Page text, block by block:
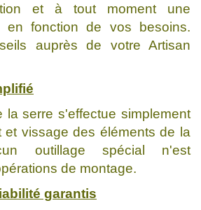
et à tout moment une
en fonction de vos besoins.
auprès de votre Artisan
la serre s'effectue simplement
et vissage des éléments de la
outillage spécial n'est
de montage.
garantis